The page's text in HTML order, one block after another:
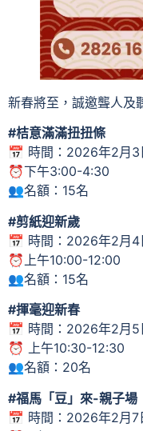
新春將至，誠邀聾人及
#桔意滿滿扭扭條
📅 時間：2026年2月3
⏰下午3:00-4:30
👥名額：15名
#剪紙迎新歲
📅 時間：2026年2月4
⏰上午10:00-12:00
👥名額：15名
#揮毫迎新春
📅 時間：2026年2月5
⏰ 上午10:30-12:30
👥名額：20名
#福馬「豆」來-親子場
📅 時間：2026年2月7